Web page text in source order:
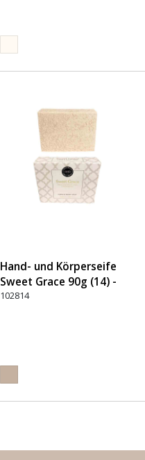
Hand- und Körperseife
Sweet Grace 90g (14) -
150 Beige
102814